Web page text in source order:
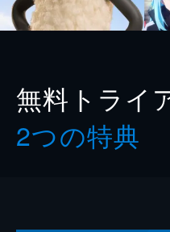
無料トライ
2つの特典